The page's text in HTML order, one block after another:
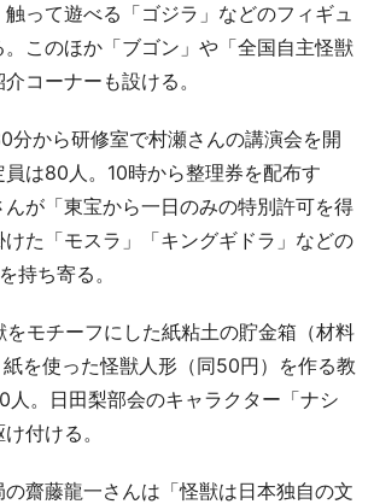
って遊べる「ゴジラ」などのフィギュ
このほか「ブゴン」や「全国自主怪獣
コーナーも設ける。
分から研修室で村瀬さんの講演会を開
員は80人。10時から整理券を配布す
んが「東宝から一日のみの特別許可を得
た「モスラ」「キングギドラ」などの
持ち寄る。
モチーフにした紙粘土の貯金箱（材料
を使った怪獣人形（同50円）を作る教
人。日田梨部会のキャラクター「ナシ
付ける。
齋藤龍一さんは「怪獣は日本独自の文